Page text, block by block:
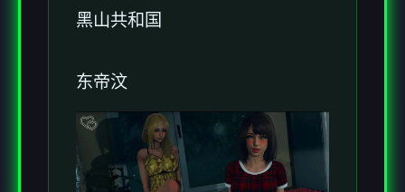
黑山共和国
东帝汶